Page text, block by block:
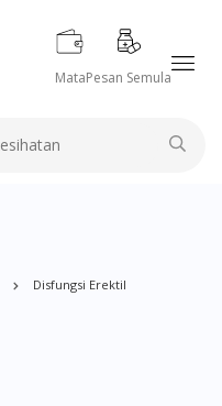
MataPesan Semula
Disfungsi Erektil